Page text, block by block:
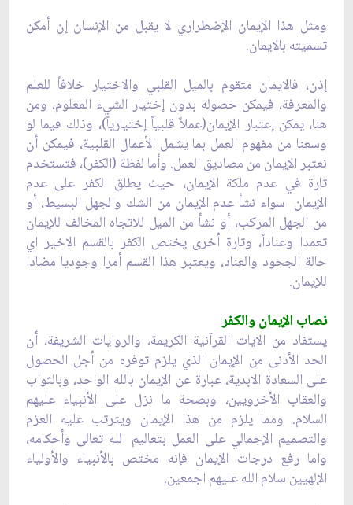
ومثل هذا الإيمان الإضطراري لا يقبل من الإنسان إن أمكن
تسميته بالايمان.
إذن، فالايمان متقوم بالميل القلبي والاختيار خلافاً للعلم
والمعرفة، فيمكن حصوله بدون إختيار الشي‏ء المعلوم، ومن
هنا، يمكن إعتبار الإيمان(عملاً قلبياً إختيارياً)، وذلك فيما لو
وسعنا من مفهوم العمل بما يشمل الأعمال القلبية، فيمكن أن
نعتبر الإيمان من مصاديق العمل. وأما لفظة (الكفر)، فتستخدم
تارة في عدم ملكة الإيمان، حيث يطلق الكفر على عدم
الإيمان سواء نشأ عدم الإيمان من الشك والجهل البسيط، أو
من الجهل المركب، أو نشأ من الميل للاتجاه المخالف للإيمان
تعمدا وعناداً، وتارة أخرى يختص الكفر بالقسم الاخير اي
حالة الجحود والعناد، ويعتبر هذا القسم أمرا وجوديا مضادا
للإيمان.
نصاب الإيمان والكفر
يستفاد من الايات القرآنية الكريمة، والروايات الشريفة، أن
الحد الأدنى من الإيمان الذي يلزم توفره من أجل الحصول
على السعادة الابدية، عبارة عن الإيمان بالله الواحد، وبالثواب
والعقاب الأخرويين، وبصحة ما نزل على الأنبياء عليهم
السلام. ومما يلزم من هذا الإيمان ويترتب عليه العزم
والتصميم الإجمالي على العمل بتعاليم الله تعالى وأحكامه،
واما رفع درجات الإيمان فإنه مختص بالأنبياء والأولياء
الإلهيين سلام الله عليهم اجمعين.